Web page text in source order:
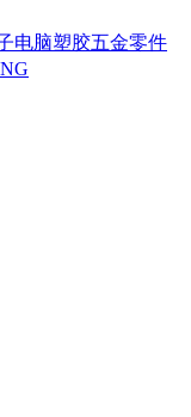
电脑塑胶五金零件